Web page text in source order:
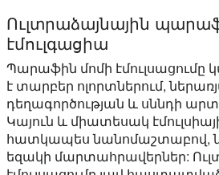
Ուլտրաձայնային
էմուլգացիա
Պարաֆին մոմի էմուլսացումը
է տարբեր ոլորտներում,
դեղագործության և սննդի
Կայուն և միատեսակ
հատկապես նանոմաշտաբով,
եզակի մարտահրավերներ: